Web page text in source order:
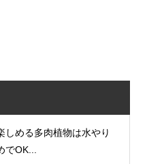
しめる多肉植物は水やり
OK...